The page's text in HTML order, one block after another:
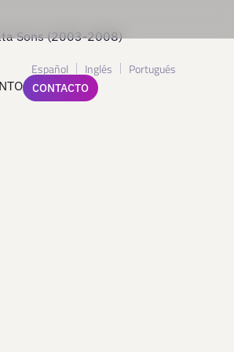
Español Inglés Portugués
CONTACTO
Sons (2003-2008)